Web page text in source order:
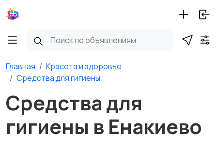
Главная
Красота и здоровье
Средства для гигиены
Средства для
гигиены в Енакиево